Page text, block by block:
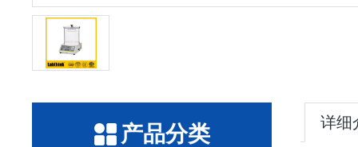
产品分类 详细